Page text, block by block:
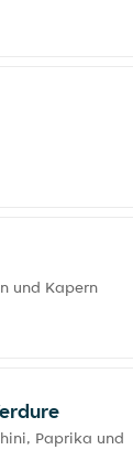
und Kapern
Paprika und